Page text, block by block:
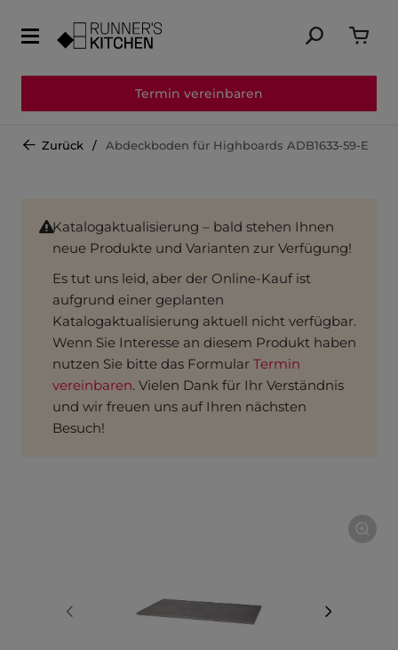
Termin vereinbaren
Zurück Abdeckboden für Highboards ADB1633-59-E
Katalogaktualisierung – bald stehen Ihnen
neue Produkte und Varianten zur Verfügung!
Es tut uns leid, aber der Online-Kauf ist
aufgrund einer geplanten
Katalogaktualisierung aktuell nicht verfügbar.
Wenn Sie Interesse an diesem Produkt haben
nutzen Sie bitte das Formular Termin
vereinbaren. Vielen Dank für Ihr Verständnis
und wir freuen uns auf Ihren nächsten
Besuch!